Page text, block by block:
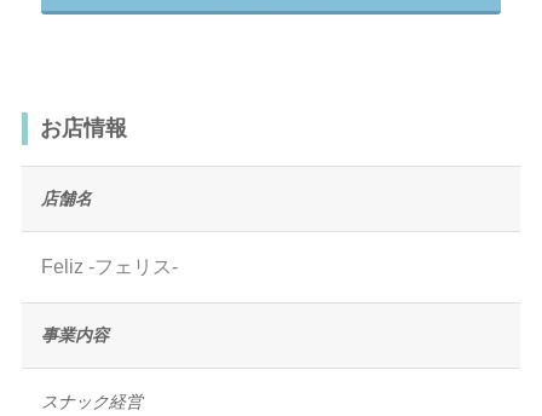
お店情報
店舗名
Feliz -フェリス-
事業内容
スナック経営